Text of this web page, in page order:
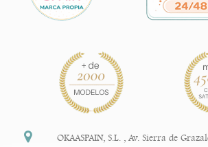
OKAASPAIN, S.L. ,Av. Sierra de